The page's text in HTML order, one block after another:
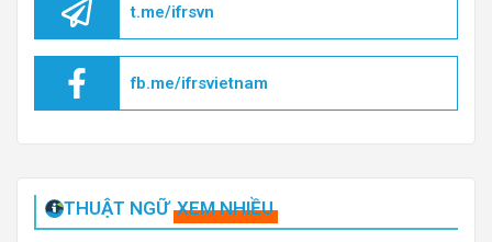
t.me/ifrsvn
fb.me/ifrsvietnam
THUẬT NGỮ XEM NHIỀU